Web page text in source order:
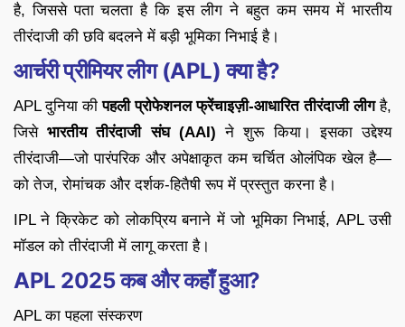
है, जिससे पता चलता है कि इस लीग ने बहुत कम समय में भारतीय
तीरंदाजी की छवि बदलने में बड़ी भूमिका निभाई है।
आर्चरी प्रीमियर लीग (APL) क्या है?
APL दुनिया कीपहली प्रोफेशनल फ्रेंचाइज़ी-आधारित तीरंदाजी लीगहै,
जिसेभारतीय तीरंदाजी संघ (AAI) ने शुरू किया। इसका उद्देश्य
तीरंदाजी—जो पारंपरिक और अपेक्षाकृत कम चर्चित ओलंपिक खेल है—
को तेज, रोमांचक और दर्शक-हितैषी रूप में प्रस्तुत करना है।
IPL ने क्रिकेट को लोकप्रिय बनाने में जो भूमिका निभाई, APL उसी
मॉडल को तीरंदाजी में लागू करता है।
APL 2025 कब और कहाँ हुआ?
APL का पहला संस्करण